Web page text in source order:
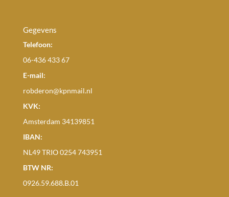
Gegevens
Telefoon:
06-436 433 67
E-mail:
robderon@kpnmail.nl
KVK:
Amsterdam 34139851
IBAN:
NL49 TRIO 0254 743951
BTW NR:
0926.59.688.B.01